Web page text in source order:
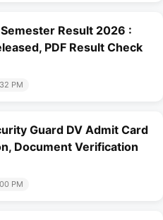
Result 2026 :
PDF Result Check
PM
Guard DV Admit Card
Document Verification
PM